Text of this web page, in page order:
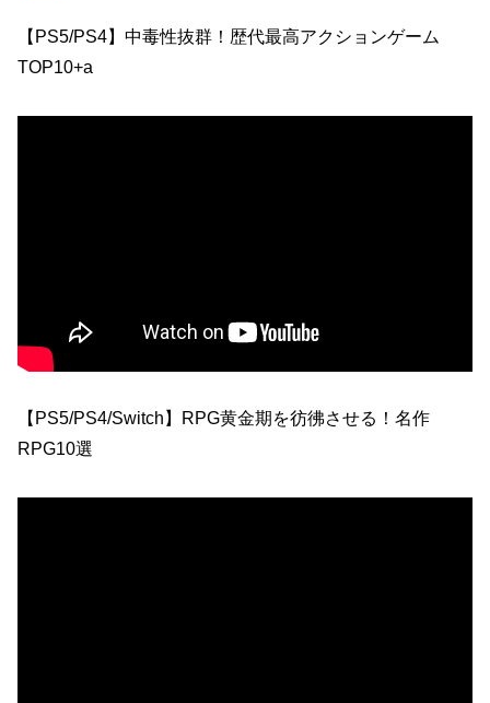
【PS5/PS4】中毒性抜群！歴代最高アクションゲーム
TOP10+a
【PS5/PS4/Switch】RPG黄金期を彷彿させる！名作
RPG10選